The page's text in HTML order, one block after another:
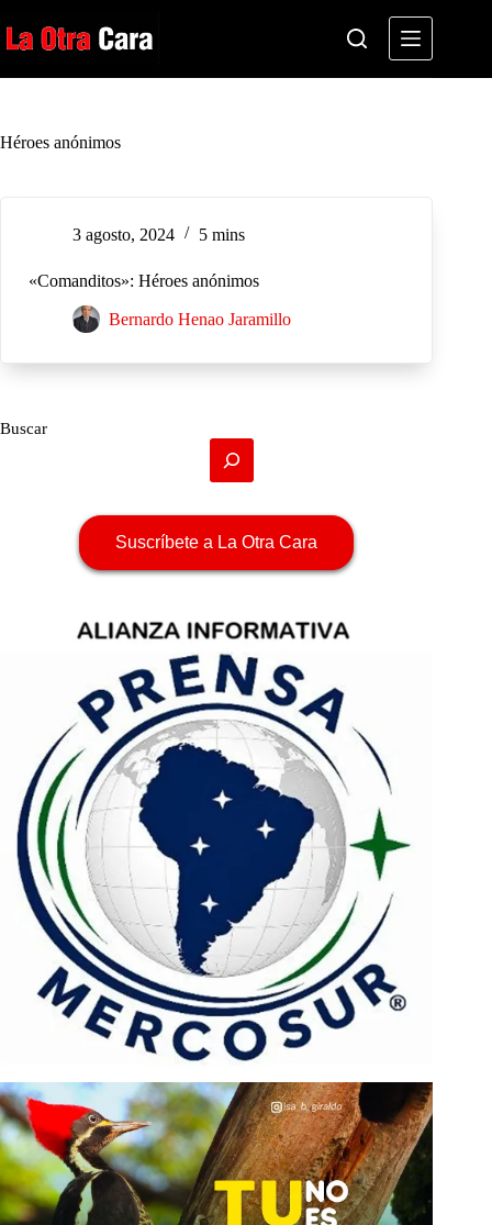
al
contenido
Héroes anónimos
3 agosto, 2024 5 mins
«Comanditos»: Héroes anónimos
Bernardo Henao Jaramillo
Buscar
Suscríbete a La Otra Cara